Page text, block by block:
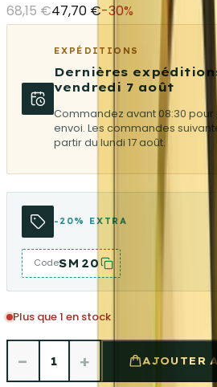
68,15 €47,70 €-30%
EXPÉDITIONS
Dernières
vendredi 7 août
Commandez avant 08:30
envoi. Les commandes
partir du lundi 17 août.
-20% EXTRA
CodeSM20
Plus que 1 en stock
− 1 + AJOUTER